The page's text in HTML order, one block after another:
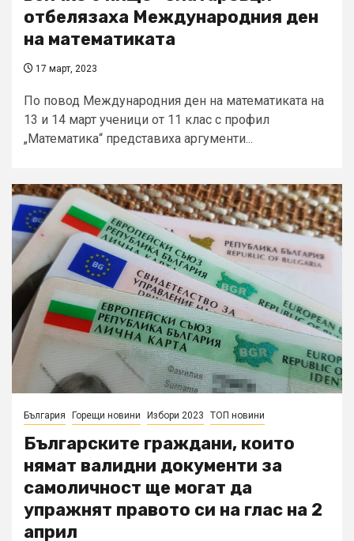
отбелязаха Международния ден
на математиката
17 март, 2023
По повод Международния ден на математиката на
13 и 14 март ученици от 11 клас с профил
„Математика“ представиха аргументи...
България Горещи новини Избори 2023 ТОП новини
Българските граждани, които
нямат валидни документи за
самоличност ще могат да
упражнят правото си на глас на 2
април